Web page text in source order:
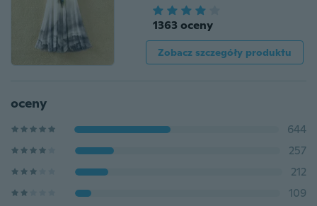
1363 oceny
Zobacz szczegóły produktu
oceny
644
257
212
109